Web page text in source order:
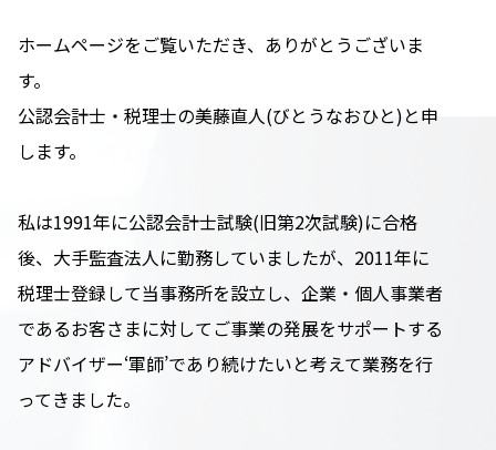
ホームページをご覧いただき、ありがとうございま
す。
公認会計士・税理士の美藤直人(びとうなおひと)と申
します。
私は1991年に公認会計士試験(旧第2次試験)に合格
後、大手監査法人に勤務していましたが、2011年に
税理士登録して当事務所を設立し、企業・個人事業者
であるお客さまに対してご事業の発展をサポートする
アドバイザー‘軍師’であり続けたいと考えて業務を行
ってきました。